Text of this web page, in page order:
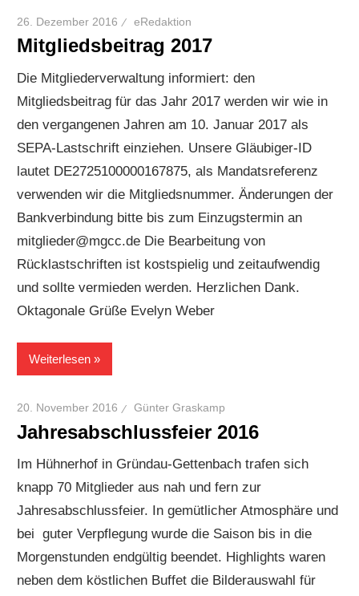
26. Dezember 2016 eRedaktion
Mitgliedsbeitrag 2017
Die Mitgliederverwaltung informiert: den
Mitgliedsbeitrag für das Jahr 2017 werden wir wie in
den vergangenen Jahren am 10. Januar 2017 als
SEPA-Lastschrift einziehen. Unsere Gläubiger-ID
lautet DE2725100000167875, als Mandatsreferenz
verwenden wir die Mitgliedsnummer. Änderungen der
Bankverbindung bitte bis zum Einzugstermin an
mitglieder@mgcc.de Die Bearbeitung von
Rücklastschriften ist kostspielig und zeitaufwendig
und sollte vermieden werden. Herzlichen Dank.
Oktagonale Grüße Evelyn Weber
Weiterlesen
20. November 2016 Günter Graskamp
Jahresabschlussfeier 2016
Im Hühnerhof in Gründau-Gettenbach trafen sich
knapp 70 Mitglieder aus nah und fern zur
Jahresabschlussfeier. In gemütlicher Atmosphäre und
bei guter Verpflegung wurde die Saison bis in die
Morgenstunden endgültig beendet. Highlights waren
neben dem köstlichen Buffet die Bilderauswahl für